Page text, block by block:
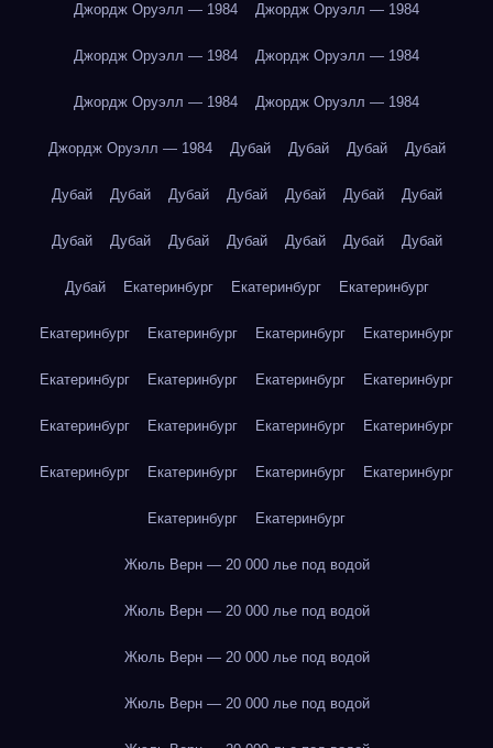
Джордж Оруэлл — 1984 Джордж Оруэлл — 1984
Джордж Оруэлл — 1984 Джордж Оруэлл — 1984
Джордж Оруэлл — 1984 Джордж Оруэлл — 1984
Джордж Оруэлл — 1984 Дубай Дубай Дубай Дубай
Дубай Дубай Дубай Дубай Дубай Дубай Дубай
Дубай Дубай Дубай Дубай Дубай Дубай Дубай
Дубай Екатеринбург Екатеринбург Екатеринбург
Екатеринбург Екатеринбург Екатеринбург Екатеринбург
Екатеринбург Екатеринбург Екатеринбург Екатеринбург
Екатеринбург Екатеринбург Екатеринбург Екатеринбург
Екатеринбург Екатеринбург Екатеринбург Екатеринбург
Екатеринбург Екатеринбург
Жюль Верн — 20 000 лье под водой
Жюль Верн — 20 000 лье под водой
Жюль Верн — 20 000 лье под водой
Жюль Верн — 20 000 лье под водой